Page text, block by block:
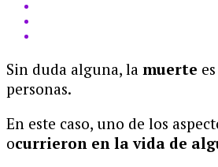
Sin duda alguna, la muerte
personas.
En este caso, uno de los
ocurrieron en la vida de